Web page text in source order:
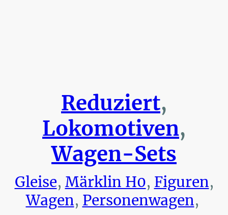
Reduziert,
Lokomotiven,
Wagen-Sets
Gleise, Märklin H0, Figuren,
Wagen, Personenwagen,